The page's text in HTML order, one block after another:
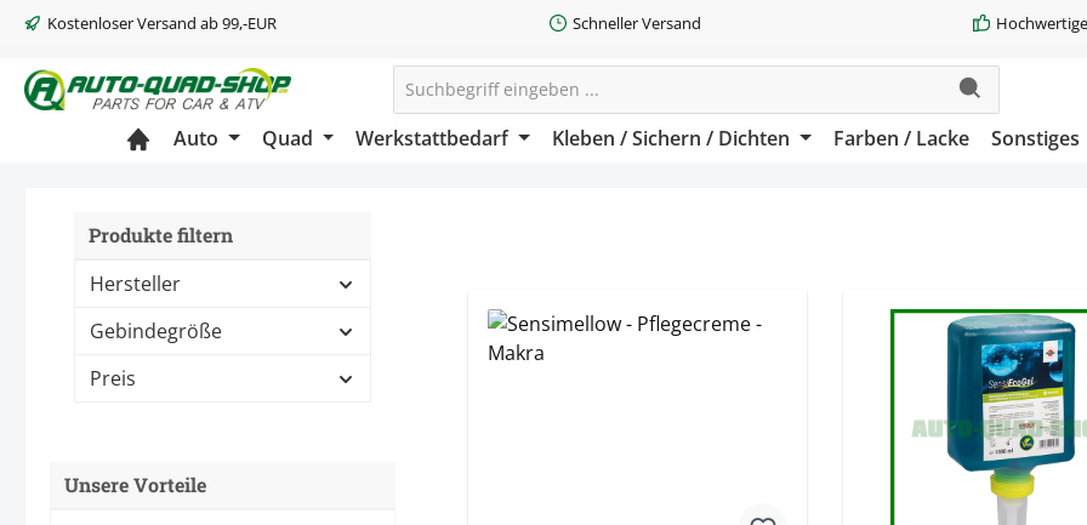
Hauptinhalt springen
Zur Suche springen
Zur Hauptnavigation springen
Kostenloser Versand ab 99,-EUR Schneller Versand
Auto Quad Werkstattbedarf Kleben / Sichern / Dichten Farben / Lacke Sonstiges
Produkte filtern
Hersteller
Gebindegröße
Preis
Unsere Vorteile